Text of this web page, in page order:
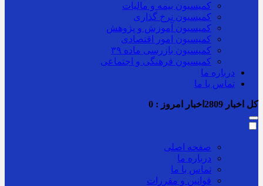
کمیسیون بیمه و مالیات
کمیسیون نرخ گذاری
کمیسیون آموزش و پژوهش
کمیسیون امور اقتصادی
کمیسیون بازرسی ماده ۳۹
کمیسیون فرهنگی و اجتماعی
درباره ما
تماس با ما
کل اخبار اخبار امروز : 0
صفحه اصلی
درباره ما
تماس با ما
قوانین و مقررات